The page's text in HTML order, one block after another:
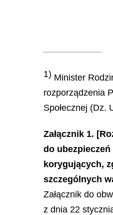
1) Minister
rozporządzenia
Społecznej (Dz.
Załącznik 1.
do
korygujących,
szczególnych
Załącznik do
z dnia 22